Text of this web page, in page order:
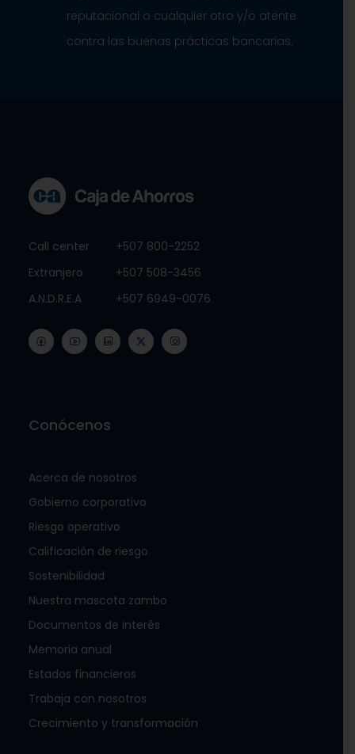
reputacional o cualquier otro y/o atente
contra las buenas prácticas bancarias.
Call center
+507 800-2252
Extranjero
+507 508-3456
A.N.D.R.E.A
+507 6949-0076
Conócenos
Acerca de nosotros
Gobierno corporativo
Riesgo operativo
Calificación de riesgo
Sostenibilidad
Nuestra mascota zambo
Documentos de interés
Memoria anual
Estados financieros
Trabaja con nosotros
Crecimiento y transformación